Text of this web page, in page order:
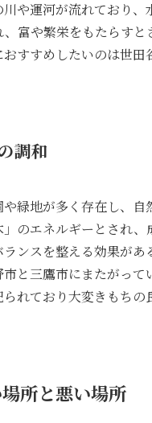
や運河が流れており
富や繁栄をもたらすと
すすめしたいのは世
調和
緑地が多く存在し、
のエネルギーとされ
ンスを整える効果があ
と三鷹市にまたがっ
れており大変きもちの
所と悪い場所